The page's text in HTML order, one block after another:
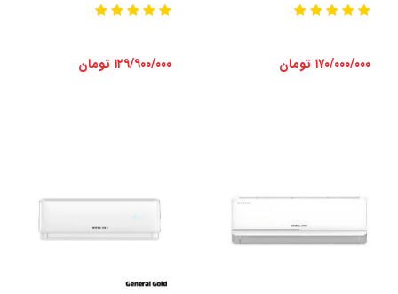
۱۷۰/۰۰۰/۰۰۰ تومان ۱۲۹/۹۰۰/۰۰۰ تومان